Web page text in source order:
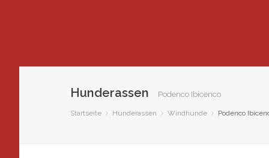
Hunderassen Podenco Ibicenco
Startseite Hunderassen Windhunde Podenco